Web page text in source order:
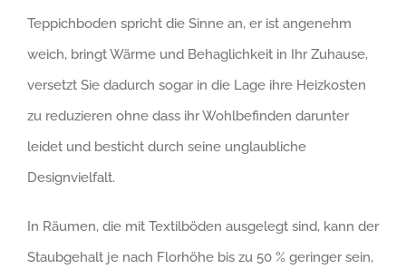
Teppichboden spricht die Sinne an, er ist angenehm
weich, bringt Wärme und Behaglichkeit in Ihr Zuhause,
versetzt Sie dadurch sogar in die Lage ihre Heizkosten
zu reduzieren ohne dass ihr Wohlbefinden darunter
leidet und besticht durch seine unglaubliche
Designvielfalt.
In Räumen, die mit Textilböden ausgelegt sind, kann der
Staubgehalt je nach Florhöhe bis zu 50 % geringer sein,